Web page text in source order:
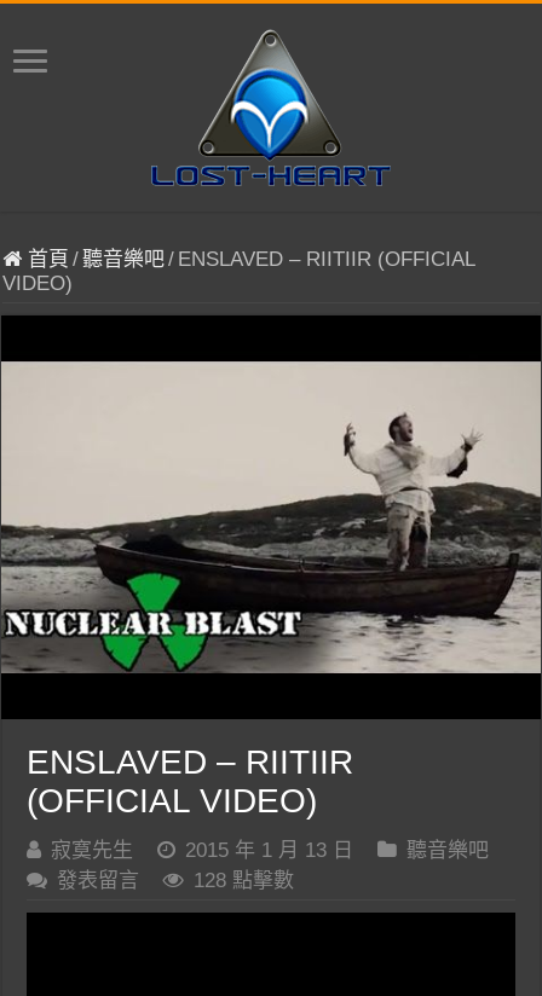
首頁 /聽音樂吧/ ENSLAVED – RIITIIR (OFFICIAL
VIDEO)
ENSLAVED – RIITIIR
(OFFICIAL VIDEO)
寂寞先生 2015 年 1 月 13 日
聽音樂吧
發表留言
128 點擊數